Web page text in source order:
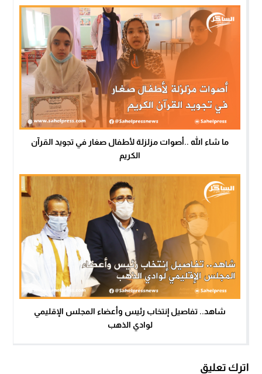
ما شاء الله ..أصوات مزلزلة لأطفال صغار في تجويد القرآن
الكريم
شاهد.. تفاصيل إنتخاب رئيس وأعضاء المجلس الإقليمي
لوادي الذهب
اترك تعليق